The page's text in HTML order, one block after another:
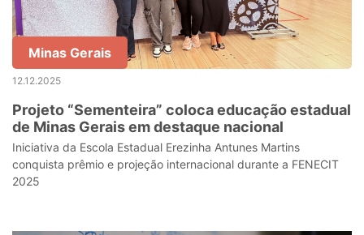
Minas Gerais
12.12.2025
Projeto “Sementeira” coloca educação estadual
de Minas Gerais em destaque nacional
Iniciativa da Escola Estadual Erezinha Antunes Martins
conquista prêmio e projeção internacional durante a FENECIT
2025